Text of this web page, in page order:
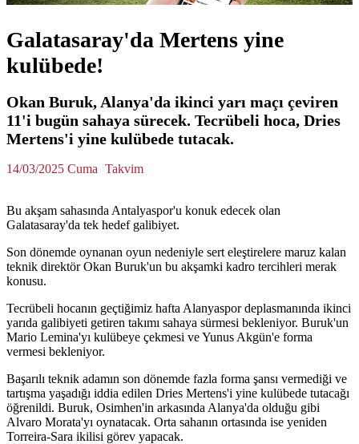
Galatasaray'da Mertens yine
kulübede!
Okan Buruk, Alanya'da ikinci yarı maçı çeviren
11'i bugün sahaya sürecek. Tecrübeli hoca, Dries
Mertens'i yine kulübede tutacak.
14/03/2025 Cuma Takvim
Bu akşam sahasında Antalyaspor'u konuk edecek olan
Galatasaray'da tek hedef galibiyet.
Son dönemde oynanan oyun nedeniyle sert eleştirelere maruz kalan
teknik direktör Okan Buruk'un bu akşamki kadro tercihleri merak
konusu.
Tecrübeli hocanın geçtiğimiz hafta Alanyaspor deplasmanında ikinci
yarıda galibiyeti getiren takımı sahaya sürmesi bekleniyor. Buruk'un
Mario Lemina'yı kulübeye çekmesi ve Yunus Akgün'e forma
vermesi bekleniyor.
Başarılı teknik adamın son dönemde fazla forma şansı vermediği ve
tartışma yaşadığı iddia edilen Dries Mertens'i yine kulübede tutacağı
öğrenildi. Buruk, Osimhen'in arkasında Alanya'da olduğu gibi
Alvaro Morata'yı oynatacak. Orta sahanın ortasında ise yeniden
Torreira-Sara ikilisi görev yapacak.